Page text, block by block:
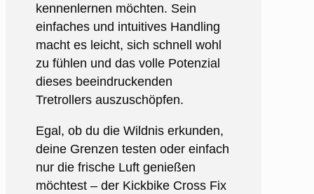
kennenlernen möchten. Sein
einfaches und intuitives Handling
macht es leicht, sich schnell wohl
zu fühlen und das volle Potenzial
dieses beeindruckenden
Tretrollers auszuschöpfen.
Egal, ob du die Wildnis erkunden,
deine Grenzen testen oder einfach
nur die frische Luft genießen
möchtest – der Kickbike Cross Fix